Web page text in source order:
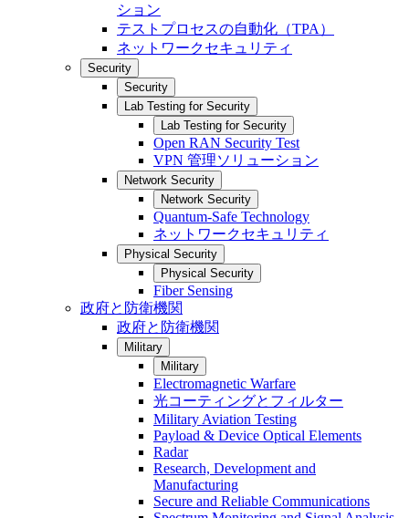
ション
テストプロセスの自動化（TPA）
ネットワークセキュリティ
Security
Security
Lab Testing for Security
Lab Testing for Security
Open RAN Security Test
VPN 管理ソリューション
Network Security
Network Security
Quantum-Safe Technology
ネットワークセキュリティ
Physical Security
Physical Security
Fiber Sensing
政府と防衛機関
政府と防衛機関
Military
Military
Electromagnetic Warfare
光コーティングとフィルター
Military Aviation Testing
Payload & Device Optical Elements
Radar
Research, Development and
Manufacturing
Secure and Reliable Communications